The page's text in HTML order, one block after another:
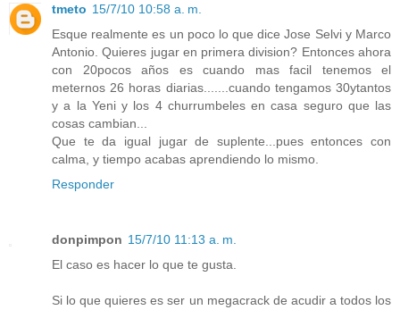
tmeto 15/7/10 10:58 a. m.
Esque realmente es un poco lo que dice Jose Selvi y Marco
Antonio. Quieres jugar en primera division? Entonces ahora
con 20pocos años es cuando mas facil tenemos el
meternos 26 horas diarias.......cuando tengamos 30ytantos
y a la Yeni y los 4 churrumbeles en casa seguro que las
cosas cambian...
Que te da igual jugar de suplente...pues entonces con
calma, y tiempo acabas aprendiendo lo mismo.
Responder
donpimpon 15/7/10 11:13 a. m.
El caso es hacer lo que te gusta.
Si lo que quieres es ser un megacrack de acudir a todos los